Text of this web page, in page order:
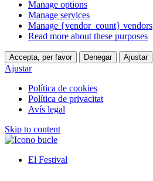
Manage options
Manage services
Manage {vendor_count} vendors
Read more about these purposes
Accepta, per favor Denegar Ajustar
Ajustar
Política de cookies
Política de privacitat
Avís legal
Skip to content
El Festival